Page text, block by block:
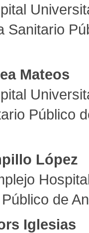
Sanitario
Mateos
Público
López
de
Iglesias